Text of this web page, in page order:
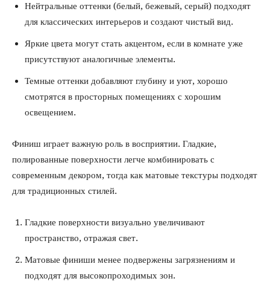
Нейтральные оттенки (белый, бежевый, серый) подходят
для классических интерьеров и создают чистый вид.
Яркие цвета могут стать акцентом, если в комнате уже
присутствуют аналогичные элементы.
Темные оттенки добавляют глубину и уют, хорошо
смотрятся в просторных помещениях с хорошим
освещением.
Финиш играет важную роль в восприятии. Гладкие,
полированные поверхности легче комбинировать с
современным декором, тогда как матовые текстуры подходят
для традиционных стилей.
Гладкие поверхности визуально увеличивают
пространство, отражая свет.
Матовые финиши менее подвержены загрязнениям и
подходят для высокопроходимых зон.